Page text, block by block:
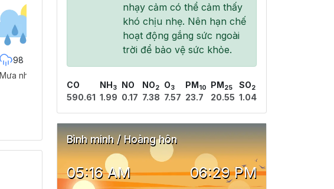
98 %
Mưa nhẹ
nhạy cảm có thể cảm thấy
khó chịu nhẹ. Nên hạn chế
hoạt động gắng sức ngoài
trời để bảo vệ sức khỏe.
CO
590.61
NH 3
1.99
NO
0.17
NO2
7.38
O3
7.57
PM 10
23.7
PM 25
20.55
SO2
1.04
Bình minh / Hoàng hôn
05:16 AM 06:29 PM